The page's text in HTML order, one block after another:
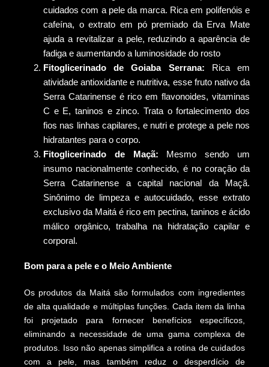
cuidados com a pele da marca. Rica em polifenóis e
cafeína, o extrato em pó premiado da Erva Mate
ajuda a revitalizar a pele, reduzindo a aparência de
fadiga e aumentando a luminosidade do rosto
Fitoglicerinado de Goiaba Serrana: Rica em
atividade antioxidante e nutritiva, esse fruto nativo da
Serra Catarinense é rico em flavonoides, vitaminas
C e E, taninos e zinco. Trata o fortalecimento dos
fios nas linhas capilares, e nutri e protege a pele nos
hidratantes para o corpo.
Fitoglicerinado de Maçã: Mesmo sendo um
insumo nacionalmente conhecido, é no coração da
Serra Catarinense a capital nacional da Maçã.
Sinônimo de limpeza e autocuidado, esse extrato
exclusivo da Maitá é rico em pectina, taninos e ácido
málico orgânico, trabalha na hidratação capilar e
corporal.
Bom para a pele e o Meio Ambiente
Os produtos da Maitá são formulados com ingredientes
de alta qualidade e múltiplas funções. Cada item da linha
foi projetado para fornecer benefícios específicos,
eliminando a necessidade de uma gama complexa de
produtos. Isso não apenas simplifica a rotina de cuidados
com a pele, mas também reduz o desperdício de